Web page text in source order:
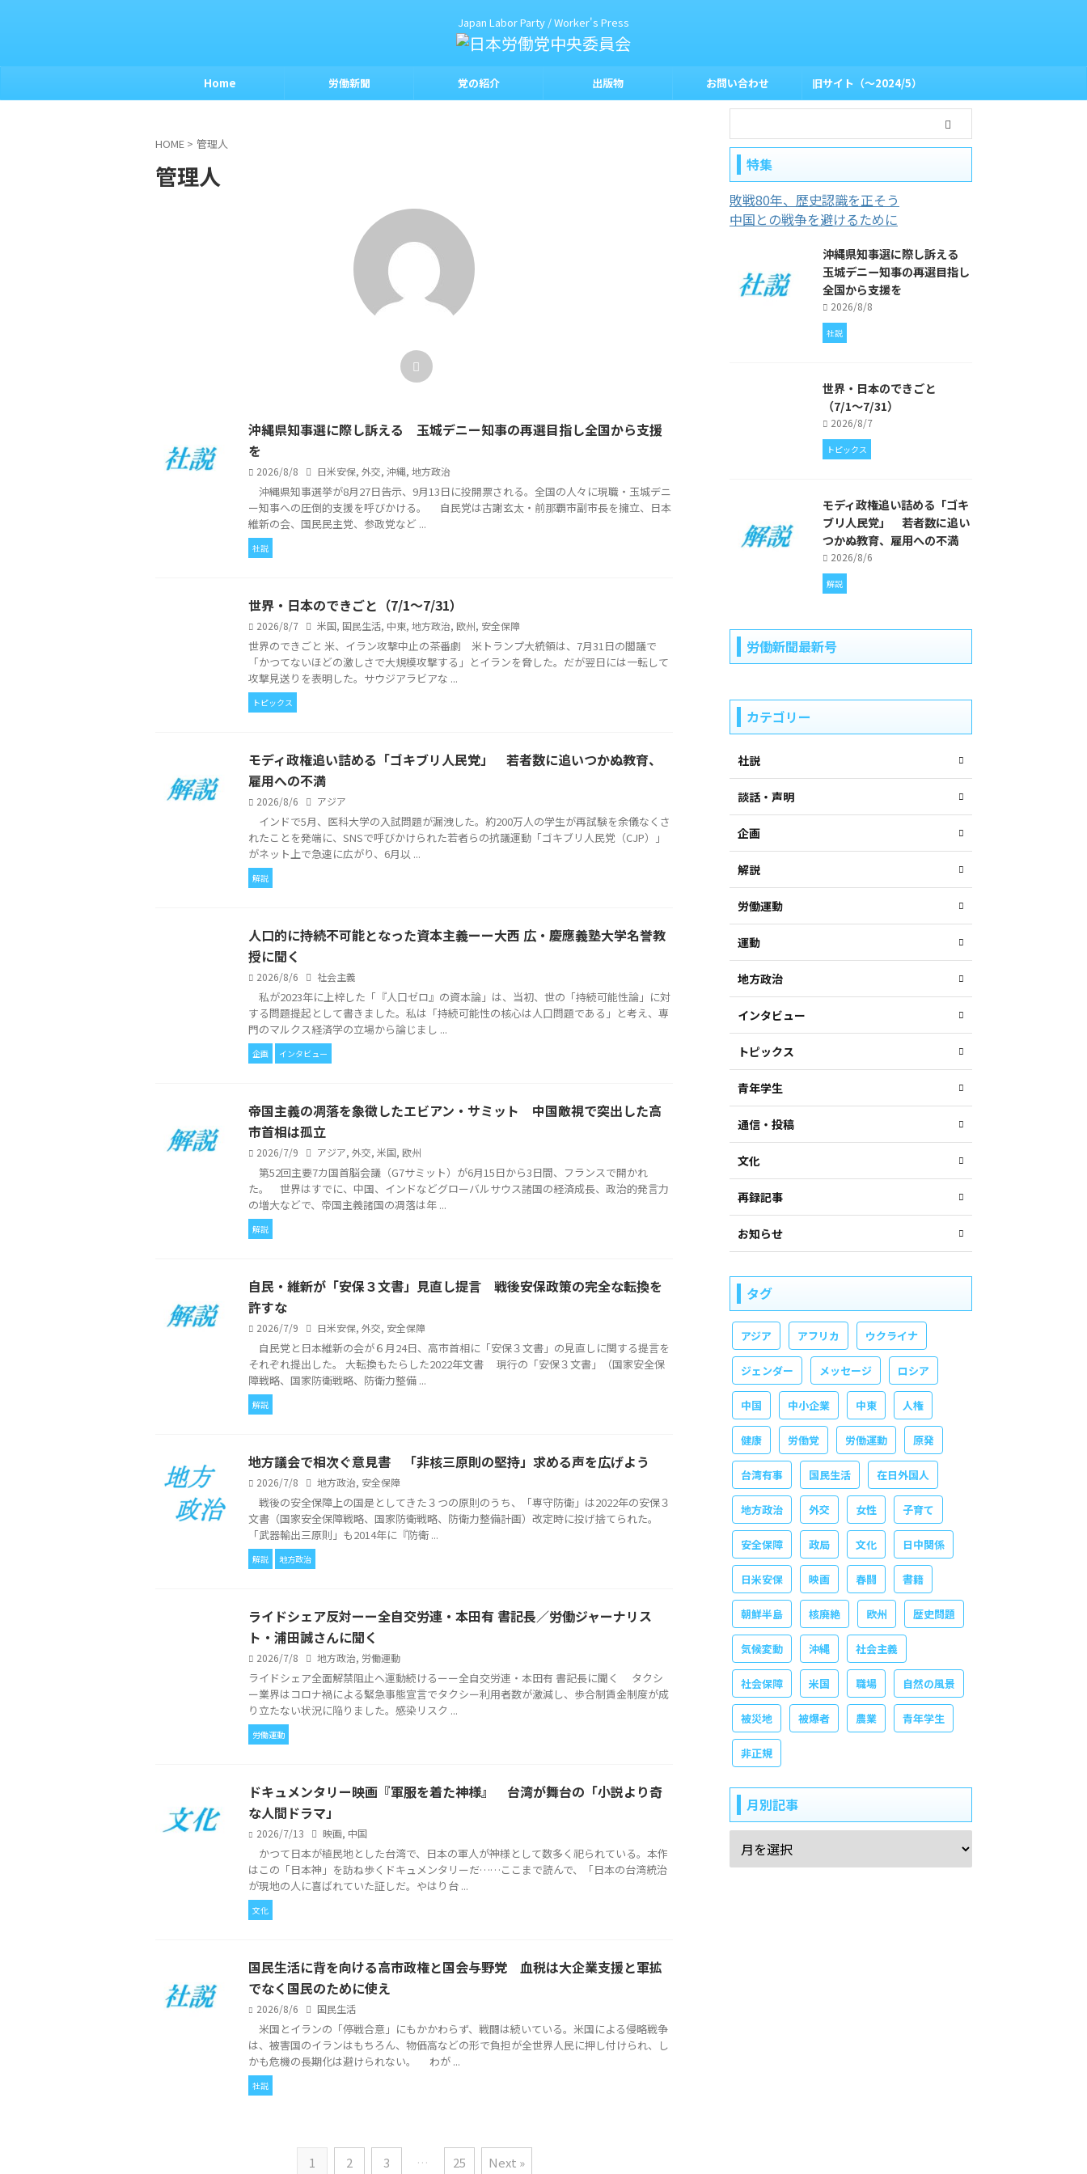
Japan Labor Party / Worker's Press
Home 労働新聞 党の紹介 出版物 お問い合わせ 旧サイト（〜2024/5）
HOME > 管理人
管理人
沖縄県知事選に際し訴える 玉城デニー知事の再選目指し全国から支援
を
2026/8/8 日米安保, 外交, 沖縄, 地方政治
沖縄県知事選挙が8月27日告示、9月13日に投開票される。全国の人々に現職・玉城デニ
ー知事への圧倒的支援を呼びかける。 自民党は古謝玄太・前那覇市副市長を擁立、日本
維新の会、国民民主党、参政党など ...
社説
世界・日本のできごと（7/1〜7/31）
2026/8/7 米国, 国民生活, 中東, 地方政治, 欧州, 安全保障
世界のできごと 米、イラン攻撃中止の茶番劇 米トランプ大統領は、7月31日の閣議で
「かつてないほどの激しさで大規模攻撃する」とイランを脅した。だが翌日には一転して
攻撃見送りを表明した。サウジアラビアな ...
トピックス
モディ政権追い詰める「ゴキブリ人民党」 若者数に追いつかぬ教育、
雇用への不満
2026/8/6 アジア
インドで5月、医科大学の入試問題が漏洩した。約200万人の学生が再試験を余儀なくさ
れたことを発端に、SNSで呼びかけられた若者らの抗議運動「ゴキブリ人民党（CJP）」
がネット上で急速に広がり、6月以 ...
解説
人口的に持続不可能となった資本主義ーー大西 広・慶應義塾大学名誉教
授に聞く
2026/8/6 社会主義
私が2023年に上梓した「『人口ゼロ』の資本論」は、当初、世の「持続可能性論」に対
する問題提起として書きました。私は「持続可能性の核心は人口問題である」と考え、専
門のマルクス経済学の立場から論じまし ...
企画 インタビュー
帝国主義の凋落を象徴したエビアン・サミット 中国敵視で突出した高
市首相は孤立
2026/7/9 アジア, 外交, 米国, 欧州
第52回主要7カ国首脳会議（G7サミット）が6月15日から3日間、フランスで開かれ
た。 世界はすでに、中国、インドなどグローバルサウス諸国の経済成長、政治的発言力
の増大などで、帝国主義諸国の凋落は年 ...
解説
自民・維新が「安保３文書」見直し提言 戦後安保政策の完全な転換を
許すな
2026/7/9 日米安保, 外交, 安全保障
自民党と日本維新の会が６月24日、高市首相に「安保３文書」の見直しに関する提言を
それぞれ提出した。 大転換もたらした2022年文書 現行の「安保３文書」（国家安全保
障戦略、国家防衛戦略、防衛力整備 ...
解説
地方議会で相次ぐ意見書 「非核三原則の堅持」求める声を広げよう
2026/7/8 地方政治, 安全保障
戦後の安全保障上の国是としてきた３つの原則のうち、「専守防衛」は2022年の安保３
文書（国家安全保障戦略、国家防衛戦略、防衛力整備計画）改定時に投げ捨てられた。
「武器輸出三原則」も2014年に『防衛 ...
解説 地方政治
ライドシェア反対ーー全自交労連・本田有 書記長／労働ジャーナリス
ト・浦田誠さんに聞く
2026/7/8 地方政治, 労働運動
ライドシェア全面解禁阻止へ運動続けるーー全自交労連・本田有 書記長に聞く タクシ
ー業界はコロナ禍による緊急事態宣言でタクシー利用者数が激減し、歩合制賃金制度が成
り立たない状況に陥りました。感染リスク ...
労働運動
ドキュメンタリー映画『軍服を着た神様』 台湾が舞台の「小説より奇
な人間ドラマ」
2026/7/13 映画, 中国
かつて日本が植民地とした台湾で、日本の軍人が神様として数多く祀られている。本作
はこの「日本神」を訪ね歩くドキュメンタリーだ……ここまで読んで、「日本の台湾統治
が現地の人に喜ばれていた証しだ。やはり台 ...
文化
国民生活に背を向ける高市政権と国会与野党 血税は大企業支援と軍拡
でなく国民のために使え
2026/8/6 国民生活
米国とイランの「停戦合意」にもかかわらず、戦闘は続いている。米国による侵略戦争
は、被害国のイランはもちろん、物価高などの形で負担が全世界人民に押し付けられ、し
かも危機の長期化は避けられない。 わが ...
社説
1 2 3 … 25 Next »
特集
敗戦80年、歴史認識を正そう
中国との戦争を避けるために
沖縄県知事選に際し訴える
玉城デニー知事の再選目指し
全国から支援を
2026/8/8
社説
世界・日本のできごと
（7/1〜7/31）
2026/8/7
トピックス
モディ政権追い詰める「ゴキ
ブリ人民党」 若者数に追い
つかぬ教育、雇用への不満
2026/8/6
解説
労働新聞最新号
カテゴリー
社説
談話・声明
企画
解説
労働運動
運動
地方政治
インタビュー
トピックス
青年学生
通信・投稿
文化
再録記事
お知らせ
タグ
アジア アフリカ ウクライナ
ジェンダー メッセージ ロシア
中国 中小企業 中東 人権
健康 労働党 労働運動 原発
台湾有事 国民生活 在日外国人
地方政治 外交 女性 子育て
安全保障 政局 文化 日中関係
日米安保 映画 春闘 書籍
朝鮮半島 核廃絶 欧州 歴史問題
気候変動 沖縄 社会主義
社会保障 米国 職場 自然の風景
被災地 被爆者 農業 青年学生
非正規
月別記事